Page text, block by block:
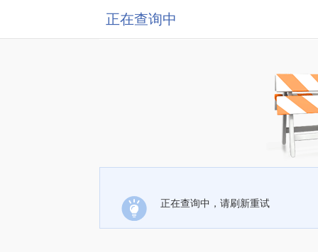
正在查询中
正在查询中，请刷新重试